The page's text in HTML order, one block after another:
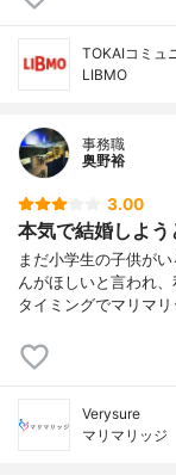
TOKAIコミュ
LIBMO
事務職
奥野裕
3.00
本気で結婚しよ
まだ小学生の子供が
んがほしいと言われ
タイミングでマリマ
Verysure
マリマリッジ